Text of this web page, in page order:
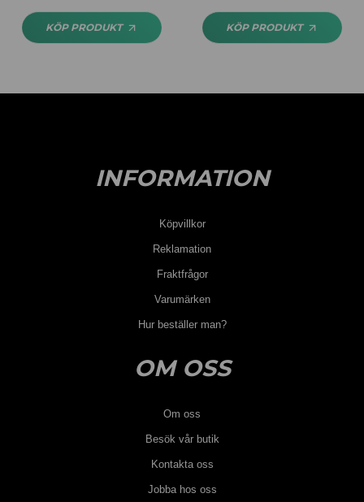
KÖP PRODUKT KÖP PRODUKT
INFORMATION
Köpvillkor
Reklamation
Fraktfrågor
Varumärken
Hur beställer man?
OM OSS
Om oss
Besök vår butik
Kontakta oss
Jobba hos oss